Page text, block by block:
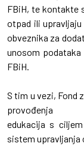
FBiH, te kontakte
otpad ili
obveznika za
unosom
FBiH.
S tim u vezi, Fond
provođenja
edukacija s
sistem upravljanja